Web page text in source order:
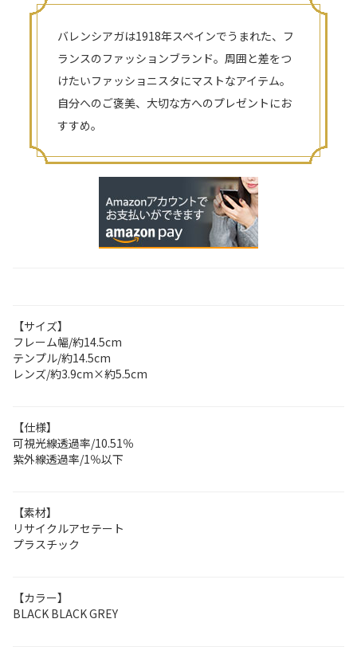
バレンシアガは1918年スペインでうまれた、フ
ランスのファッションブランド。周囲と差をつ
けたいファッショニスタにマストなアイテム。
自分へのご褒美、大切な方へのプレゼントにお
すすめ。
【サイズ】
フレーム幅/約14.5cm
テンプル/約14.5cm
レンズ/約3.9cm×約5.5cm
【仕様】
可視光線透過率/10.51％
紫外線透過率/1％以下
【素材】
リサイクルアセテート
プラスチック
【カラー】
BLACK BLACK GREY